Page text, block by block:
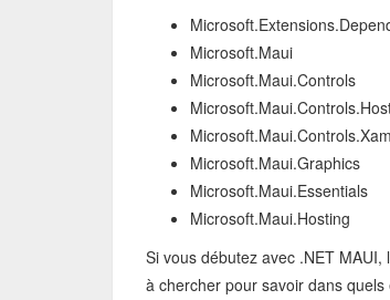
Microsoft.Maui
Microsoft.Maui.Controls
Microsoft.Maui.Graphics
Microsoft.Maui.Essentials
Microsoft.Maui.Hosting
Si vous débutez avec .NET
à chercher pour savoir dans